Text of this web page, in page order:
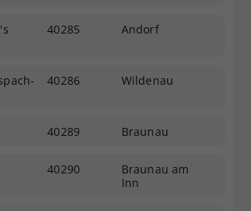
40285 Andorf
40286 Wildenau
40289 Braunau
40290
Braunau am
Inn